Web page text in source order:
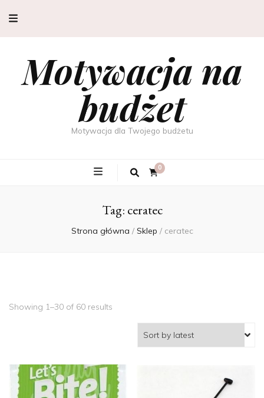
Motywacja na
budżet
Motywacja dla Twojego budżetu
0
Tag: ceratec
Strona główna / Sklep / ceratec
Showing 1–30 of 60 results